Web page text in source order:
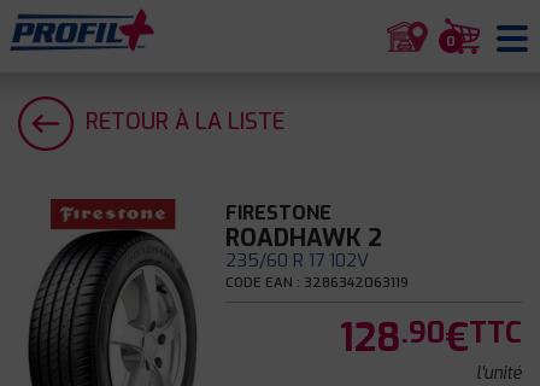
0
RETOUR À LA LISTE
FIRESTONE
ROADHAWK 2
235/60 R 17 102V
CODE EAN : 3286342063119
128.90€TTC
l'unité